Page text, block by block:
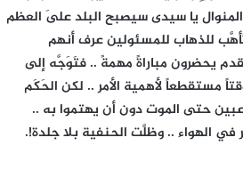
يا سيدى سيصبح البلد علَى العظم
للذهاب للمسئولين عرف أنهم
يحضرون مباراةً مهمةً .. فتَوَجَّه إلى
مستقطعاً لأهمية الأمر .. لكن الحَكَم
حتى الموت دون أن يهتموا به ..
في الهواء .. وظلَّت الحنفية بلا جلدة!.